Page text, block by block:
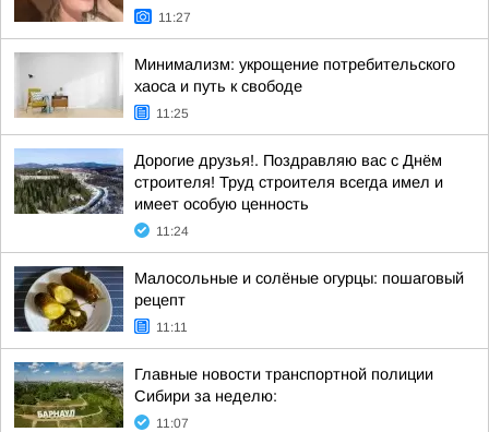
11:27
Минимализм: укрощение потребительского
хаоса и путь к свободе
11:25
Дорогие друзья!. Поздравляю вас с Днём
строителя! Труд строителя всегда имел и
имеет особую ценность
11:24
Малосольные и солёные огурцы: пошаговый
рецепт
11:11
Главные новости транспортной полиции
Сибири за неделю:
11:07